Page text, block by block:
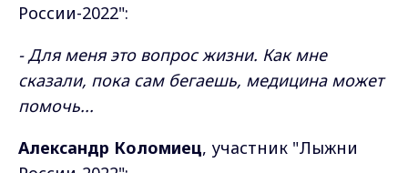
России-2022":
- Для меня это вопрос жизни. Как мне
сказали, пока сам бегаешь, медицина может
помочь...
Александр Коломиец, участник "Лыжни